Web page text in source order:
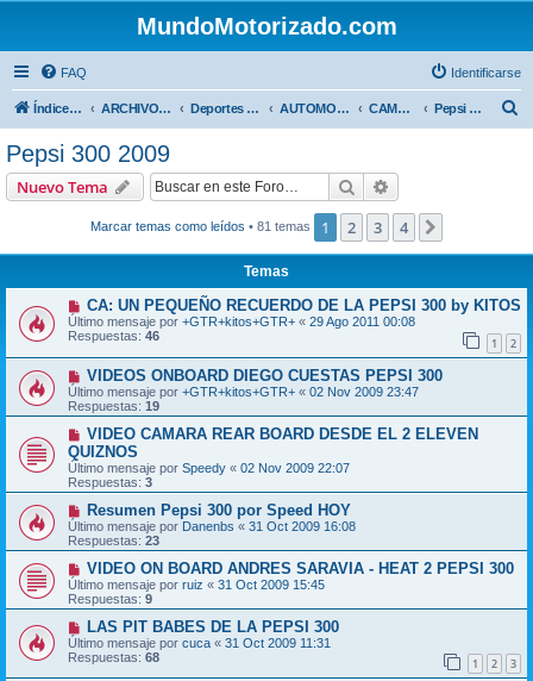
MundoMotorizado.com
FAQ Identificarse
Índice general ARCHIVO HASTA 2018 Deportes Internacionales AUTOMOVILISMO DE CENTROAMERICA CAMPEONATO CENTROAMERICANO 2009 Pepsi 300 2009
Pepsi 300 2009
Nuevo Tema Buscar
Marcar temas como leídos • 81 temas 1 2 3 4
Temas
CA: UN PEQUEÑO RECUERDO DE LA PEPSI 300 by KITOS
Último mensaje por +GTR+kitos+GTR+ « 29 Ago 2011 00:08
Respuestas: 46 1 2
VIDEOS ONBOARD DIEGO CUESTAS PEPSI 300
Último mensaje por +GTR+kitos+GTR+ « 02 Nov 2009 23:47
Respuestas: 19
VIDEO CAMARA REAR BOARD DESDE EL 2 ELEVEN
QUIZNOS
Último mensaje por Speedy « 02 Nov 2009 22:07
Respuestas: 3
Resumen Pepsi 300 por Speed HOY
Último mensaje por Danenbs « 31 Oct 2009 16:08
Respuestas: 23
VIDEO ON BOARD ANDRES SARAVIA - HEAT 2 PEPSI 300
Último mensaje por ruiz « 31 Oct 2009 15:45
Respuestas: 9
LAS PIT BABES DE LA PEPSI 300
Último mensaje por cuca « 31 Oct 2009 11:31
Respuestas: 68 1 2 3